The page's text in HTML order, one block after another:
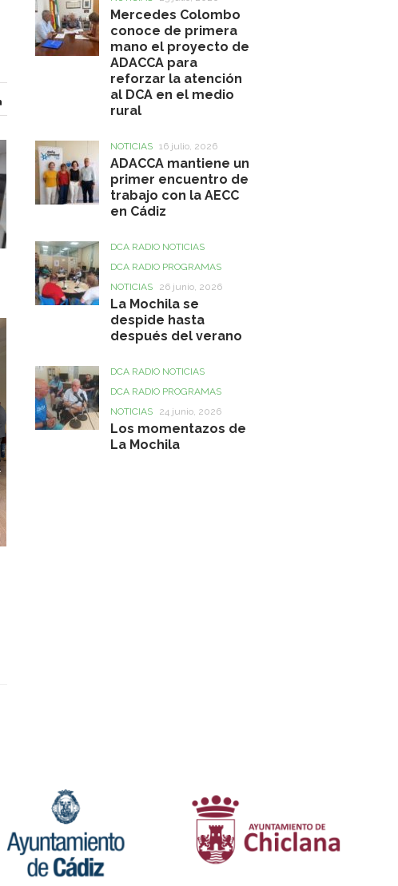
Mercedes Colombo
conoce de primera
mano el proyecto de
ADACCA para
reforzar la atención
al DCA en el medio
rural
NOTICIAS 16 julio, 2026
ADACCA mantiene un
primer encuentro de
trabajo con la AECC
en Cádiz
DCA RADIO NOTICIAS
DCA RADIO PROGRAMAS
NOTICIAS
26 junio, 2026
La Mochila se
despide hasta
después del verano
DCA RADIO NOTICIAS
DCA RADIO PROGRAMAS
NOTICIAS
24 junio, 2026
Los momentazos de
La Mochila